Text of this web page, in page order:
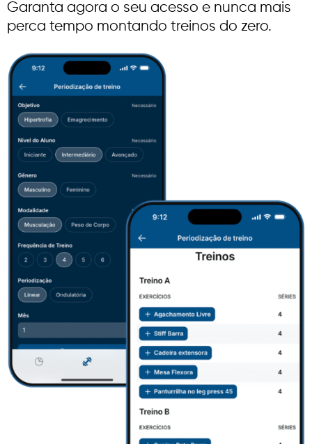
Garanta agora o seu acesso e nunca mais
perca tempo montando treinos do zero.